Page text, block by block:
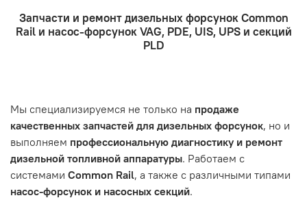
- Оформление заказа
Проверьте правильность ввода информации: позиции
курьерская служба.
- Отправка по России и СНГ транспортной компанией,
ремонтом, подразумевается, что ваш автомобиль
находится в хорошем состоянии и что вы, как клиент,
знакомы с основными правилами обслуживания и
неисправности, вызванные нарушением правил
обслуживания или эксплуатации автомобиля. Если у вас
возникнут проблемы с отремонтированной системой,
мы обязательно разберемся в ситуации и предложим
решение. Однако если проблема вызвана одним из
перечисленных выше факторов, мы не сможем
Запчасти и ремонт дизельных форсунок Common
Rail и насос-форсунок VAG, PDE, UIS, UPS и секций
PLD
Мы специализируемся не только на продаже
качественных запчастей для дизельных форсунок, но и
выполняем профессиональную диагностику и ремонт
дизельной топливной аппаратуры. Работаем с
системами Common Rail, а также с различными типами
насос-форсунок и насосных секций.